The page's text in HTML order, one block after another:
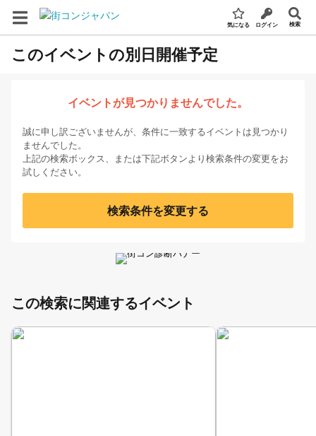
気になる ログイン 検索
このイベントの別日開催予定
イベントが見つかりませんでした。
誠に申し訳ございませんが、条件に一致するイベントは見つかり
ませんでした。
上記の検索ボックス、または下記ボタンより検索条件の変更をお
試しください。
検索条件を変更する
この検索に関連するイベント